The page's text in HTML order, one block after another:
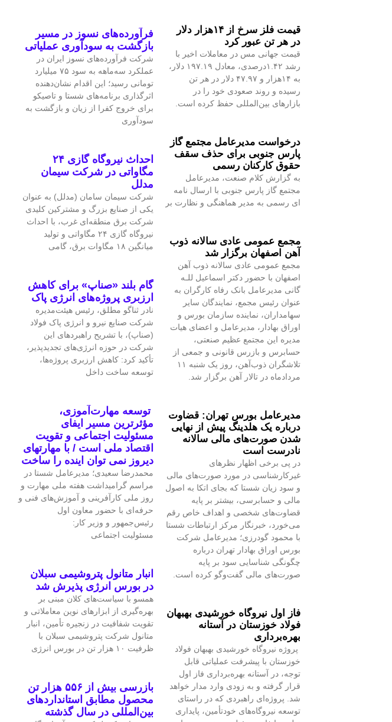
قیمت فلز سرخ از ۱۴هزار دلار
در هر تن عبور کرد
قیمت جهانی مس در معاملات اخیر با
رشد ۱.۴۲درصدی، معادل ۱۹۷.۱۹ دلار،
به ۱۴هزار و ۴۷.۹۷ دلار در هر تن
رسیده و روند صعودی خود را در
بازارهای بین‌المللی حفظ کرده است.
درخواست مدیرعامل مجتمع گاز
پارس جنوبی برای حذف سقف
حقوق کارکنان رسمی
به گزارش کلام صنعت، مدیرعامل
مجتمع گاز پارس جنوبی با ارسال نامه
ای رسمی به مدیر هماهنگی و نظارت بر
مجمع عمومی عادی سالانه ذوب
آهن اصفهان برگزار شد
مجمع عمومی عادی سالانه ذوب آهن
اصفهان با حضور دکتر اسماعیل للـه
گانی مدیرعامل بانک رفاه کارگران به
عنوان رئیس مجمع، نمایندگان سایر
سهامداران، نماینده سازمان بورس و
اوراق بهادار، مدیرعامل و اعضای هیات
مدیره این مجتمع عظیم صنعتی،
حسابرس و بازرس قانونی و جمعی از
تلاشگران ذوب‌آهن، روز یک شنبه ۱۱
مردادماه در تالار آهن برگزار شد.
مدیرعامل بورس تهران: قضاوت
درباره یک هلدینگ پیش از نهایی
شدن صورت‌های مالی سالانه
نادرست است
در پی برخی اظهار نظرهای
غیرکارشناسی در مورد صورت‌های مالی
و سود زیان شستا که بجای اتکا به اصول
مالی و حسابرسی، بیشتر بر پایه
قضاوت‌‌های شخصی و اهداف خاص رقم
می‌خورد، خبرنگار مرکز ارتباطات شستا
با محمود گودرزی؛ مدیرعامل شرکت
بورس اوراق بهادار تهران درباره
چگونگی شناسایی سود بر پایه
صورت‌های مالی گفت‌وگو کرده است.
فاز اول نیروگاه خورشیدی بهبهان
فولاد خوزستان در آستانه
بهره‌برداری
پروژه نیروگاه خورشیدی بهبهان فولاد
خوزستان با پیشرفت عملیاتی قابل‌
توجه، در آستانه بهره‌برداری فاز اول
قرار گرفته و به‌ زودی وارد مدار خواهد
شد. پروژه‌ای راهبردی که در راستای
توسعه نیروگاه‌های خودتأمین، پایداری
فرآورده‌های نسوز در مسیر
بازگشت به سودآوری عملیاتی
شرکت فرآورده‌های نسوز ایران در
عملکرد سه‌ماهه به سود ۷۵ میلیارد
تومانی رسید؛ این اقدام نشان‌دهنده
اثرگذاری برنامه‌های شستا و تاصیکو
برای خروج کفرا از زیان و بازگشت به
سودآوری
احداث نیروگاه گازی ۲۴
مگاواتی در شرکت سیمان
مدلل
شرکت سیمان سامان (مدلل) به عنوان
یکی از صنایع بزرگ و مشترکین کلیدی
شرکت برق منطقه‌ای غرب، با احداث
نیروگاه گازی ۲۴ مگاواتی و تولید
میانگین ۱۸ مگاوات برق، گامی
گام بلند «صناپ» برای کاهش
ارزبری پروژه‌های انرژی پاک
نادر ثناگو مطلق، رئیس هیئت‌مدیره
شرکت صنایع نیرو و انرژی پاک فولاد
(صناپ)، با تشریح راهبردهای این
شرکت در حوزه انرژی‌های تجدیدپذیر،
تأکید کرد: کاهش ارزبری پروژه‌ها،
توسعه ساخت داخل
توسعه مهارت‌آموزی،
مؤثرترین مسیر ایفای
مسئولیت اجتماعی و تقویت
اقتصاد ملی است / با مهارتهای
دیروز نمی توان اینده را ساخت
محمدرضا سعیدی؛ مدیرعامل شستا در
مراسم گرامیداشت هفته ملی مهارت و
روز ملی کارآفرینی و آموزش‌های فنی و
حرفه‌ای با حضور معاون اول
رئیس‌جمهور و وزیر کار:
مسئولیت اجتماعی
انبار متانول پتروشیمی سبلان
در بورس انرژی پذیرش شد
همسو با سیاست‌های کلان مبنی بر
بهره‌گیری از ابزارهای نوین معاملاتی و
تقویت شفافیت در زنجیره تأمین، انبار
متانول شرکت پتروشیمی سبلان با
ظرفیت ۱۰ هزار تن در بورس انرژی
بازرسی بیش از ۵۵۶ هزار تن
محصول مطابق استانداردهای
بین‌المللی در سال گذشته